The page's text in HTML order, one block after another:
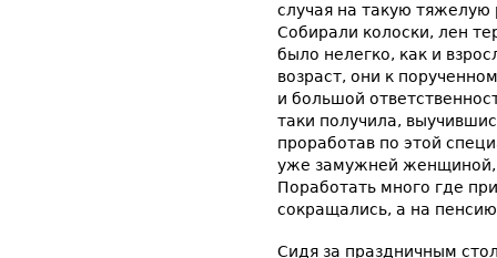
случая на такую тяжелую
Собирали колоски, лен
было нелегко, как и
возраст, они к
и большой
таки получила,
проработав по этой
уже замужней женщиной,
Поработать много где
сокращались, а на
Сидя за праздничным